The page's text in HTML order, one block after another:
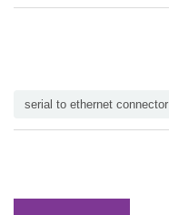
serial to ethernet connector